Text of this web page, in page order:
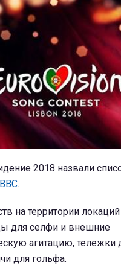
2018 назвали
ВВС.
на территории локаций
для селфи и внешние
агитацию, тележки
для гольфа.